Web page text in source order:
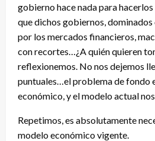
gobierno hace nada para
que dichos gobiernos,
por los mercados financieros,
con recortes…¿A quién quieren
reflexionemos. No nos dejemos
puntuales…el problema de fondo
económico, y el modelo actual
Repetimos, es absolutamente
modelo económico vigente.